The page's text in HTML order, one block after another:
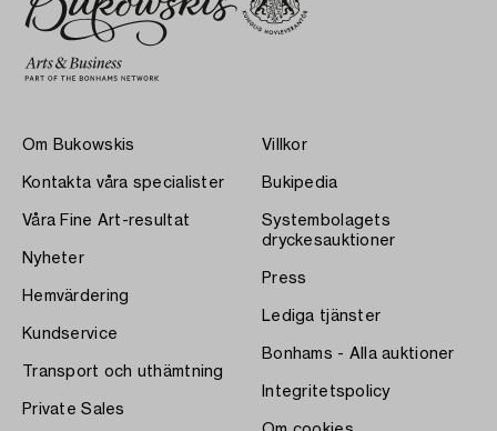
Om Bukowskis
Kontakta våra specialister
Våra Fine Art-resultat
Nyheter
Hemvärdering
Kundservice
Transport och uthämtning
Private Sales
Villkor
Bukipedia
Systembolagets
dryckesauktioner
Press
Lediga tjänster
Bonhams - Alla auktioner
Integritetspolicy